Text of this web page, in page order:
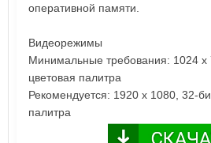
оперативной памяти.
Видеорежимы
Минимальные требования: 1024 x
цветовая палитра
Рекомендуется: 1920 x 1080, 32-
палитра